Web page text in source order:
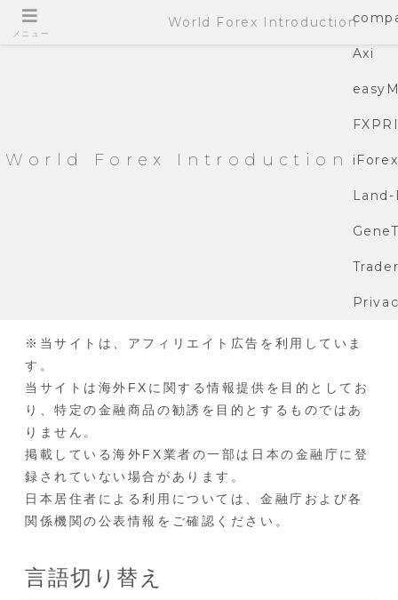
World Forex Introduction
Axi
iForex
Land-
※当サイトは、アフィリエイト広告を利用していま
す。
当サイトは海外FXに関する情報提供を目的としてお
り、特定の金融商品の勧誘を目的とするものではあ
りません。
掲載している海外FX業者の一部は日本の金融庁に登
録されていない場合があります。
日本居住者による利用については、金融庁および各
関係機関の公表情報をご確認ください。
言語切り替え
メニュー
World Forex Introduction